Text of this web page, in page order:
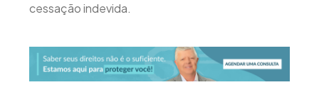
cessação indevida.